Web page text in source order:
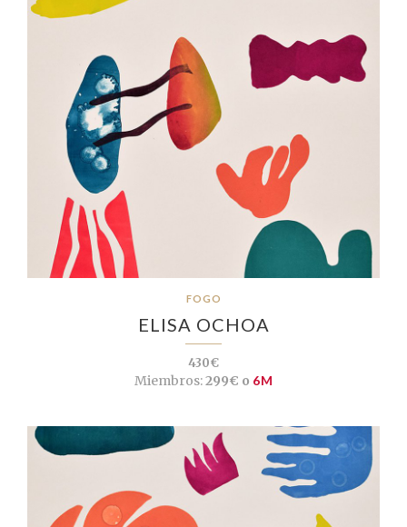
FOGO
ELISA OCHOA
430€
Miembros:299€ o 6M